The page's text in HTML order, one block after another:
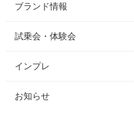
ブランド情報
試乗会・体験会
インプレ
お知らせ